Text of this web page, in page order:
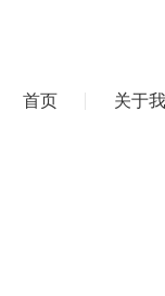
首页 关于